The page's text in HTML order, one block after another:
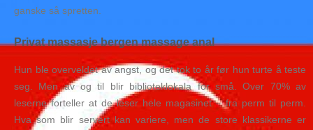
ganske så spretten.
Privat massasje bergen massage anal
Hun ble overveldet av angst, og det tok to år før hun turte å teste
seg. Men av og til blir biblioteklokala for små. Over 70% av
leserne forteller at de leser hele magasinet – fra perm til perm.
Hva som blir servert kan variere, men de store klassikerne er